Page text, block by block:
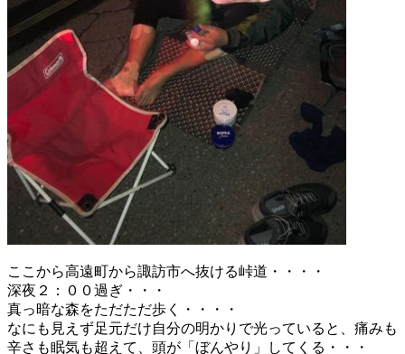
ここから高遠町から諏訪市へ抜ける峠道・・・・
深夜２：００過ぎ・・・
真っ暗な森をただただ歩く・・・・
なにも見えず足元だけ自分の明かりで光っていると、痛みも
辛さも眠気も超えて、頭が「ぼんやり」してくる・・・